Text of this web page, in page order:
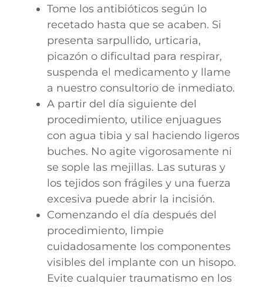
Tome los antibióticos según lo
recetado hasta que se acaben. Si
presenta sarpullido, urticaria,
picazón o dificultad para respirar,
suspenda el medicamento y llame
a nuestro consultorio de inmediato.
A partir del día siguiente del
procedimiento, utilice enjuagues
con agua tibia y sal haciendo ligeros
buches. No agite vigorosamente ni
se sople las mejillas. Las suturas y
los tejidos son frágiles y una fuerza
excesiva puede abrir la incisión.
Comenzando el día después del
procedimiento, limpie
cuidadosamente los componentes
visibles del implante con un hisopo.
Evite cualquier traumatismo en los